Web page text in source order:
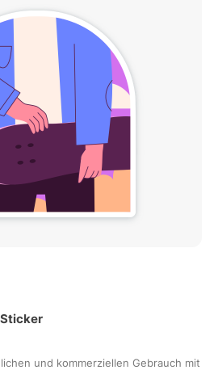
und kommerziellen Gebrauch mit